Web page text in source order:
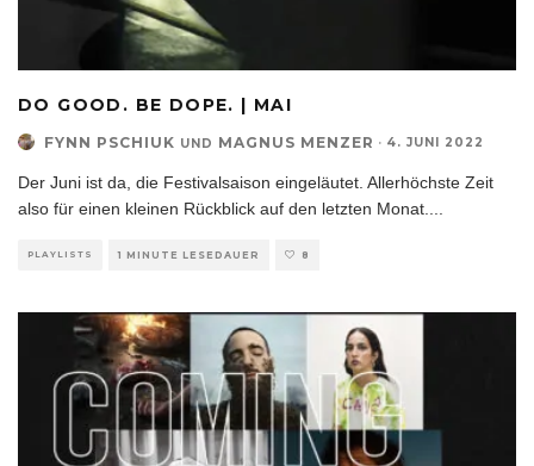
DO GOOD. BE DOPE. | MAI
FYNN PSCHIUK UND MAGNUS MENZER · 4. JUNI 2022
Der Juni ist da, die Festivalsaison eingeläutet. Allerhöchste Zeit
also für einen kleinen Rückblick auf den letzten Monat.
PLAYLISTS 1 MINUTE LESEDAUER 8